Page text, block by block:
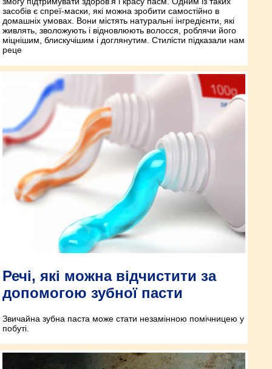
засобів є спреї-маски, які можна зробити самостійно в
домашніх умовах. Вони містять натуральні інгредієнти, які
живлять, зволожують і відновлюють волосся, роблячи його
міцнішим, блискучішим і доглянутим. Стилісти підказали нам
реце
Речі, які можна відчистити за
допомогою зубної пасти
Звичайна зубна паста може стати незамінною помічницею у
побуті.